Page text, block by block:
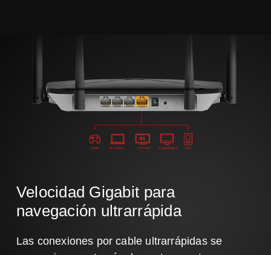
Juego Escritorio HDTV 4K Computadora Nas
Velocidad Gigabit para
navegación ultrarrápida
Las conexiones por cable ultrarrápidas se